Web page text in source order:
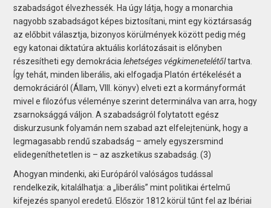
szabadságot élvezhessék. Ha úgy látja, hogy a monarchia
nagyobb szabadságot képes biztosítani, mint egy köztársaság
az előbbit választja, bizonyos körülmények között pedig még
egy katonai diktatúra aktuális korlátozásait is előnyben
részesítheti egy demokrácialehetséges végkimenetelétőltartva.
Így tehát, minden liberális, aki elfogadja Platón értékelését a
demokráciáról (Állam, VIII. könyv) elveti ezt a kormányformát
mivel e filozófus véleménye szerint determinálva van arra, hogy
zsarnoksággá váljon. A szabadságról folytatott egész
diskurzusunk folyamán nem szabad azt elfelejtenünk, hogy a
legmagasabb rendű szabadság – amely egyszersmind
elidegeníthetetlen is – az aszketikus szabadság. (3)
Ahogyan mindenki, aki Európáról valóságos tudással
rendelkezik, kitalálhatja: a „liberális” mint politikai értelmű
kifejezés spanyol eredetű. Először 1812 körül tűnt fel az Ibériai